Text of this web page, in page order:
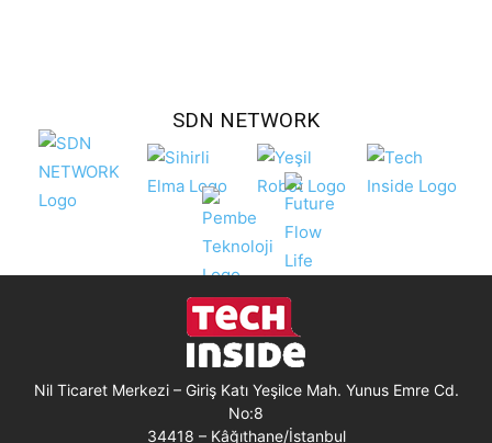
SDN NETWORK
Nil Ticaret Merkezi – Giriş Katı Yeşilce Mah. Yunus Emre Cd.
No:8
34418 – Kâğıthane/İstanbul